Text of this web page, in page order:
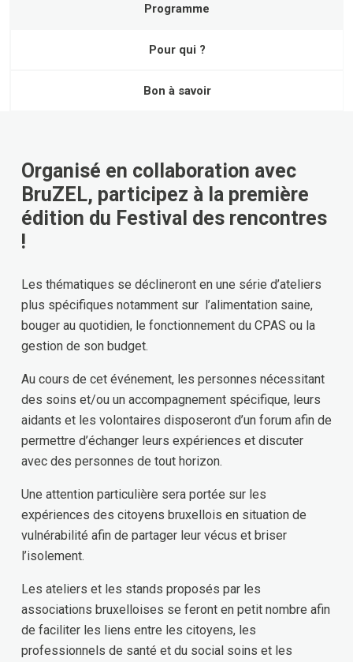
Programme
Pour qui ?
Bon à savoir
Organisé en collaboration avec
BruZEL, participez à la première
édition du Festival des rencontres
!
Les thématiques se déclineront en une série d’ateliers
plus spécifiques notamment sur l’alimentation saine,
bouger au quotidien, le fonctionnement du CPAS ou la
gestion de son budget.
Au cours de cet événement, les personnes nécessitant
des soins et/ou un accompagnement spécifique, leurs
aidants et les volontaires disposeront d’un forum afin de
permettre d’échanger leurs expériences et discuter
avec des personnes de tout horizon.
Une attention particulière sera portée sur les
expériences des citoyens bruxellois en situation de
vulnérabilité afin de partager leur vécus et briser
l’isolement.
Les ateliers et les stands proposés par les
associations bruxelloises se feront en petit nombre afin
de faciliter les liens entre les citoyens, les
professionnels de santé et du social soins et les